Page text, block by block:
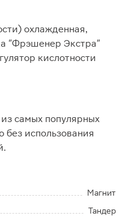
охлажденная,
"Фрэшенер Экстра"
кислотности
самых популярных
использования
Магнит
Тандер